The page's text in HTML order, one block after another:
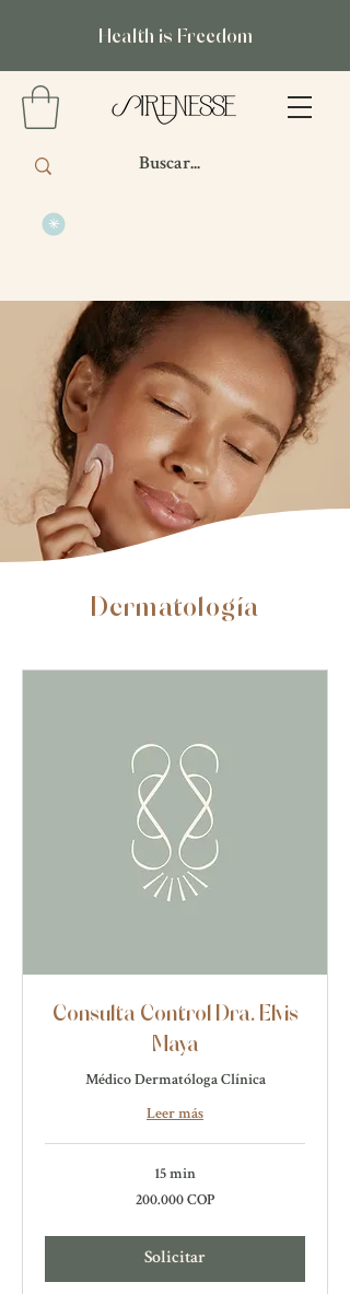
Health is Freedom
Dermatología
Consulta Control Dra. Elvis
Maya
Médico Dermatóloga Clínica
Leer más
15 min
200.000 COP
Solicitar